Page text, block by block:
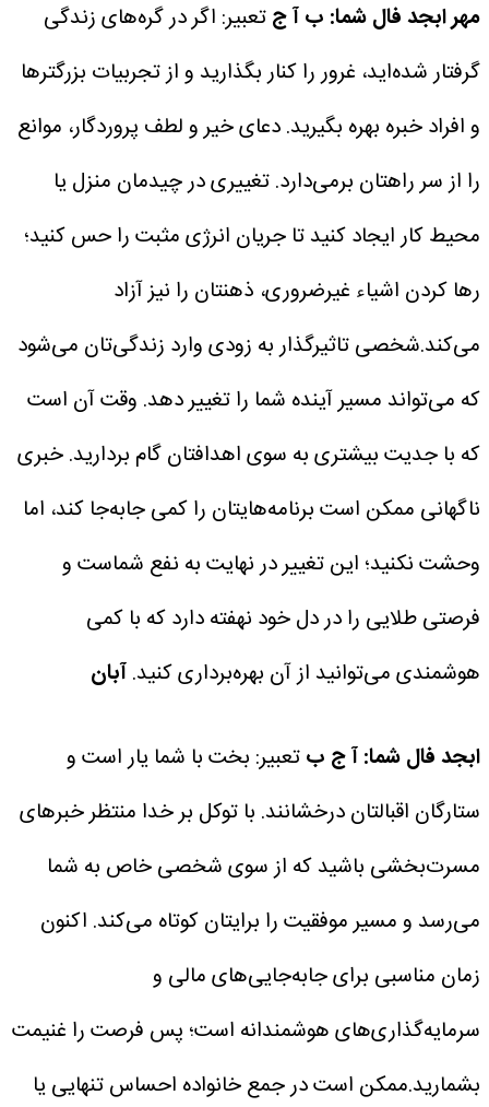
مهرابجد فال شما: ب آ جتعبیر: اگر در گره‌های زندگی
گرفتار شده‌اید، غرور را کنار بگذارید و از تجربیات بزرگترها
و افراد خبره بهره بگیرید. دعای خیر و لطف پروردگار، موانع
را از سر راهتان برمی‌دارد. تغییری در چیدمان منزل یا
محیط کار ایجاد کنید تا جریان انرژی مثبت را حس کنید؛
رها کردن اشیاء غیرضروری، ذهنتان را نیز آزاد
می‌کند.شخصی تاثیرگذار به زودی وارد زندگی‌تان می‌شود
که می‌تواند مسیر آینده شما را تغییر دهد. وقت آن است
که با جدیت بیشتری به سوی اهدافتان گام بردارید. خبری
ناگهانی ممکن است برنامه‌هایتان را کمی جابه‌جا کند، اما
وحشت نکنید؛ این تغییر در نهایت به نفع شماست و
فرصتی طلایی را در دل خود نهفته دارد که با کمی
هوشمندی می‌توانید از آن بهره‌برداری کنید.آبان
ابجد فال شما: آ ج بتعبیر: بخت با شما یار است و
ستارگان اقبالتان درخشانند. با توکل بر خدا منتظر خبرهای
مسرت‌بخشی باشید که از سوی شخصی خاص به شما
می‌رسد و مسیر موفقیت را برایتان کوتاه می‌کند. اکنون
زمان مناسبی برای جابه‌جایی‌های مالی و
سرمایه‌گذاری‌های هوشمندانه است؛ پس فرصت را غنیمت
بشمارید.ممکن است در جمع خانواده احساس تنهایی یا